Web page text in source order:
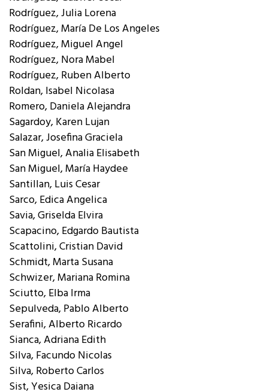
Rodríguez, Julia Lorena
Rodríguez, María De Los Angeles
Rodríguez, Miguel Angel
Rodríguez, Nora Mabel
Rodríguez, Ruben Alberto
Roldan, Isabel Nicolasa
Romero, Daniela Alejandra
Sagardoy, Karen Lujan
Salazar, Josefina Graciela
San Miguel, Analia Elisabeth
San Miguel, María Haydee
Santillan, Luis Cesar
Sarco, Edica Angelica
Savia, Griselda Elvira
Scapacino, Edgardo Bautista
Scattolini, Cristian David
Schmidt, Marta Susana
Schwizer, Mariana Romina
Sciutto, Elba Irma
Sepulveda, Pablo Alberto
Serafini, Alberto Ricardo
Sianca, Adriana Edith
Silva, Facundo Nicolas
Silva, Roberto Carlos
Sist, Yesica Daiana